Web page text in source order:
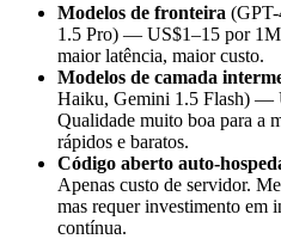
Modelos de fronteira
1.5 Pro) — US$1–15 por
maior latência, maior custo.
Modelos de camada
Haiku, Gemini 1.5 Flash) —
Qualidade muito boa para a
rápidos e baratos.
Código aberto auto-
Apenas custo de servidor.
mas requer investimento em
contínua.